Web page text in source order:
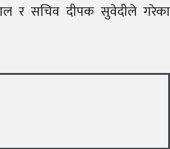
र सचिव दीपक सुवेदीले गरेका